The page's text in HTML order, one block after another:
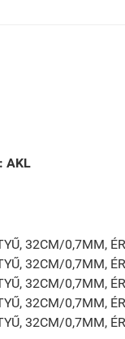
AKL
32CM/0,7MM,
32CM/0,7MM,
32CM/0,7MM,
32CM/0,7MM,
32CM/0,7MM,